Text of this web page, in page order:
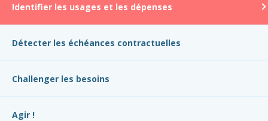
Identifier les usages et les dépenses
Détecter les échéances contractuelles
Challenger les besoins
Agir !